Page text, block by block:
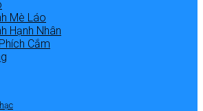
Mè Láo
Hạnh Nhân
Cắm